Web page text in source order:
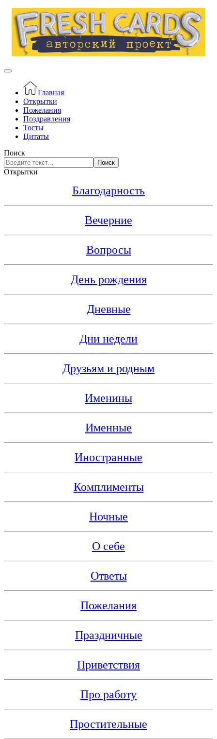
Главная
Открытки
Пожелания
Поздравления
Тосты
Цитаты
Поиск
Поиск
Открытки
Благодарность
Вечерние
Вопросы
День рождения
Дневные
Дни недели
Друзьям и родным
Именины
Именные
Иностранные
Комплименты
Ночные
О себе
Ответы
Пожелания
Праздничные
Приветствия
Про работу
Простительные